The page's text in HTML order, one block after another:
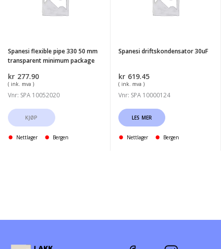
minimum
package
Spanesi flexible pipe 330 50 mm
transparent minimum package
kr 277.90
( ink. mva )
Vnr: SPA 10052020
KJØP
Nettlager Bergen
Spanesi driftskondensator 30uF
kr 619.45
( ink. mva )
Vnr: SPA 10000124
LES MER
Nettlager Bergen